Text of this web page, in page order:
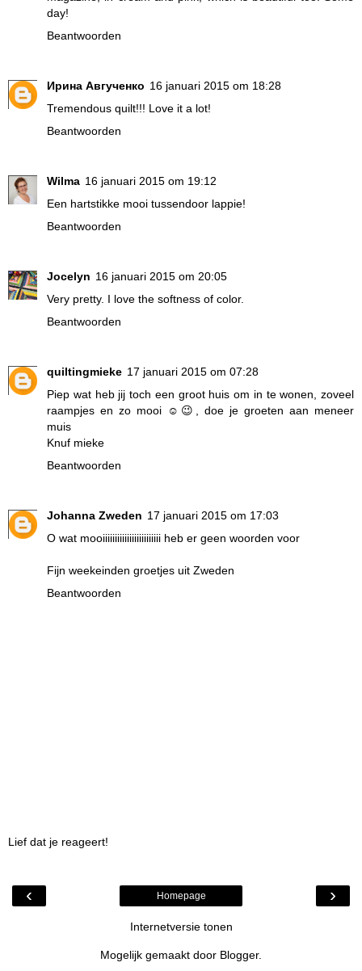
day!
Beantwoorden
Ирина Авгученко 16 januari 2015 om 18:28
Tremendous quilt!!! Love it a lot!
Beantwoorden
Wilma 16 januari 2015 om 19:12
Een hartstikke mooi tussendoor lappie!
Beantwoorden
Jocelyn 16 januari 2015 om 20:05
Very pretty. I love the softness of color.
Beantwoorden
quiltingmieke 17 januari 2015 om 07:28
Piep wat heb jij toch een groot huis om in te wonen, zoveel
raampjes en zo mooi ☺️😉, doe je groeten aan meneer
muis
Knuf mieke
Beantwoorden
Johanna Zweden 17 januari 2015 om 17:03
O wat mooiiiiiiiiiiiiiiiiiiiiiiii heb er geen woorden voor
Fijn weekeinden groetjes uit Zweden
Beantwoorden
Lief dat je reageert!
‹ ›
Homepage
Internetversie tonen
Mogelijk gemaakt door Blogger.